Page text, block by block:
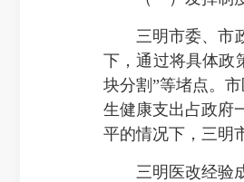
三明市委、市政
下，通过将具体政
块分割”等堵点。
生健康支出占政府
平的情况下，三明
三明医改经验成